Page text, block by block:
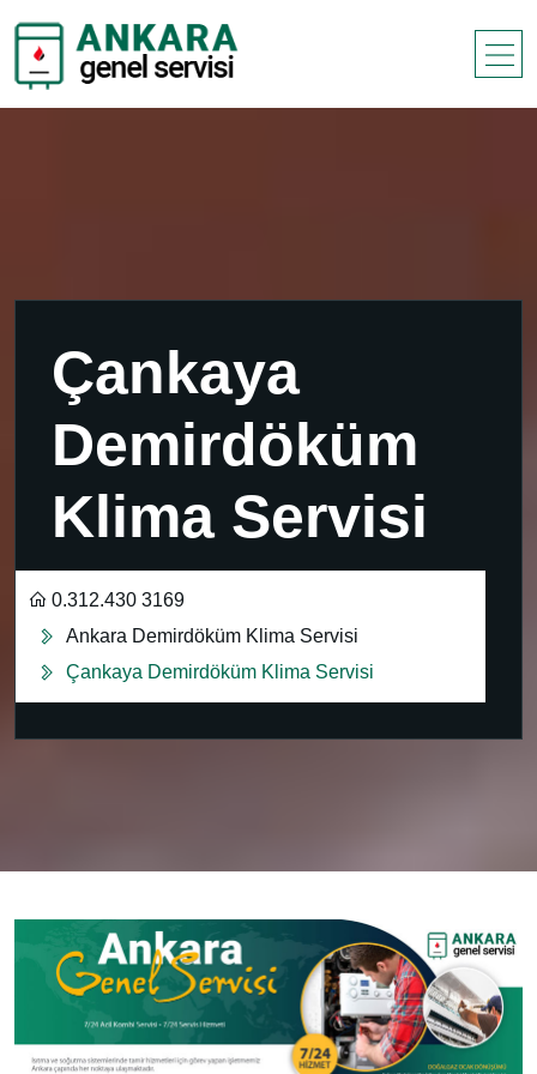
Çankaya
Demirdöküm
Klima Servisi
0.312.430 3169
Ankara Demirdöküm Klima Servisi
Çankaya Demirdöküm Klima Servisi